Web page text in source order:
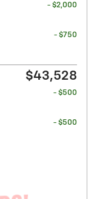
- $2,000
- $750
$43,528
- $500
- $500